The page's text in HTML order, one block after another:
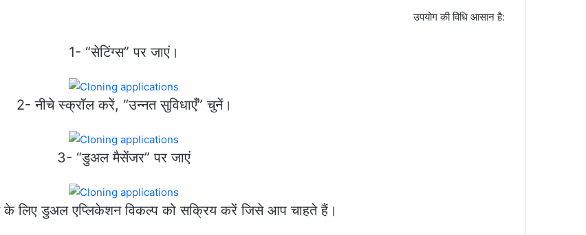
उपयोग की विधि आसान है:
1- “सेटिंग्स” पर जाएं।
2- नीचे स्क्रॉल करें, “उन्नत सुविधाएँ” चुनें।
3- “डुअल मैसेंजर” पर जाएं
लिए डुअल एप्लिकेशन विकल्प को सक्रिय करें जिसे आप चाहते हैं।